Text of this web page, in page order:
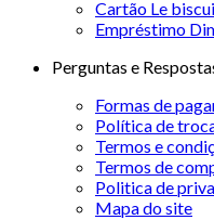
Cartão Le
Empréstimo
Perguntas e
Formas de
Política de
Termos e
Termos de
Politica de
Mapa do site